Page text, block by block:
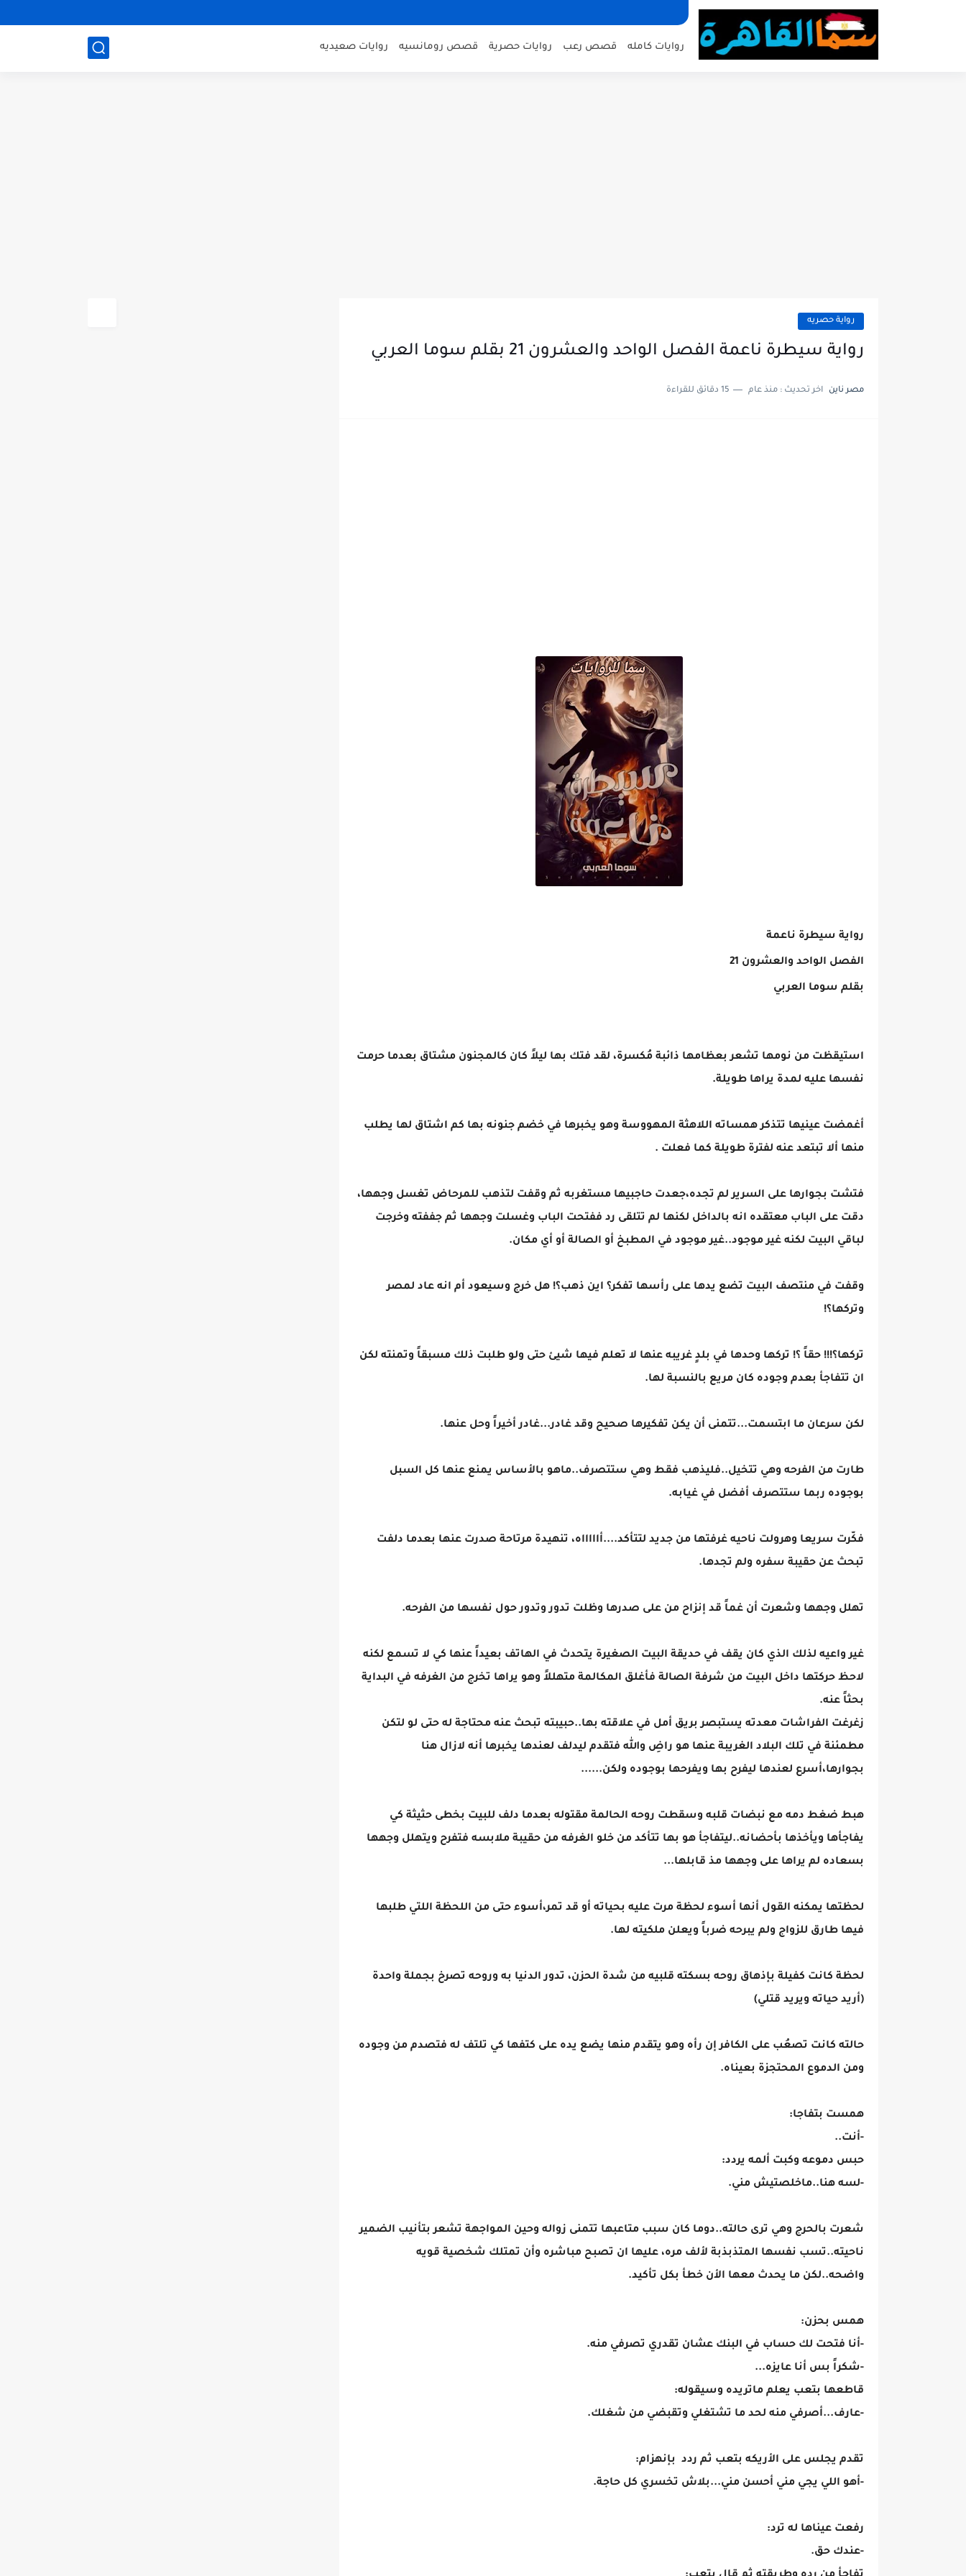
روايات كامله قصص رعب روايات حصرية قصص رومانسيه روايات صعيديه
رواية حصريه
رواية سيطرة ناعمة الفصل الواحد والعشرون 21 بقلم سوما العربي
مصر ناين اخر تحديث : منذ عام 15 دقائق للقراءة
رواية سيطرة ناعمة
الفصل الواحد والعشرون 21
بقلم سوما العربي
استيقظت من نومها تشعر بعظامها ذائبة مُكسرة، لقد فتك بها ليلاً كان كالمجنون مشتاق بعدما حرمت
نفسها عليه لمدة يراها طويلة.
أغمضت عينيها تتذكر همساته اللاهثة المهووسة وهو يخبرها في خضم جنونه بها كم اشتاق لها يطلب
منها ألا تبتعد عنه لفترة طويلة كما فعلت .
فتشت بجوارها على السرير لم تجده،جعدت حاجبيها مستغربه ثم وقفت لتذهب للمرحاض تغسل وجهها،
دقت على الباب معتقده انه بالداخل لكنها لم تتلقى رد ففتحت الباب وغسلت وجهها ثم جففته وخرجت
لباقي البيت لكنه غير موجود..غير موجود في المطبخ أو الصالة أو أي مكان.
وقفت في منتصف البيت تضع يدها على رأسها تفكر؟ اين ذهب؟! هل خرج وسيعود أم انه عاد لمصر
وتركها؟!
تركها؟!!! حقاً ؟! تركها وحدها في بلدٍ غريبه عنها لا تعلم فيها شيئ حتى ولو طلبت ذلك مسبقاً وتمنته لكن
ان تتفاجأ بعدم وجوده كان مريع بالنسبة لها.
لكن سرعان ما ابتسمت...تتمنى أن يكن تفكيرها صحيح وقد غادر...غادر أخيراً وحل عنها.
طارت من الفرحه وهي تتخيل..فليذهب فقط وهي ستتصرف..ماهو بالأساس يمنع عنها كل السبل
بوجوده ربما ستتصرف أفضل في غيابه.
فكّرت سريعا وهرولت ناحيه غرفتها من جديد لتتأكد....أاااااه، تنهيدة مرتاحة صدرت عنها بعدما دلفت
تبحث عن حقيبة سفره ولم تجدها.
تهلل وجهها وشعرت أن غماً قد إنزاح من على صدرها وظلت تدور وتدور حول نفسها من الفرحه.
غير واعيه لذلك الذي كان يقف في حديقة البيت الصغيرة يتحدث في الهاتف بعيداً عنها كي لا تسمع لكنه
لاحظ حركتها داخل البيت من شرفة الصالة فأغلق المكالمة متهللاً وهو يراها تخرج من الغرفه في البداية
بحثاً عنه.
زغرغت الفراشات معدته يستبصر بريق أمل في علاقته بها..حبيبته تبحث عنه محتاجة له حتى لو لتكن
مطمئنة في تلك البلاد الغريبة عنها هو راضِ والله فتقدم ليدلف لعندها يخبرها أنه لازال هنا
بجوارها،أسرع لعندها ليفرح بها ويفرحها بوجوده ولكن......
هبط ضغط دمه مع نبضات قلبه وسقطت روحه الحالمة مقتوله بعدما دلف للبيت بخطى حثيثة كي
يفاجأها ويأخذها بأحضانه..ليتفاجأ هو بها تتأكد من خلو الغرفه من حقيبة ملابسه فتفرح ويتهلل وجهها
بسعاده لم يراها على وجهها مذ قابلها...
لحظتها يمكنه القول أنها أسوء لحظة مرت عليه بحياته أو قد تمر،أسوء حتى من اللحظة اللتي طلبها
فيها طارق للزواج ولم يبرحه ضرباً ويعلن ملكيته لها.
لحظة كانت كفيلة بإذهاق روحه بسكته قلبيه من شدة الحزن، تدور الدنيا به وروحه تصرخ بجملة واحدة
(أريد حياته ويريد قتلي)
حالته كانت تصعُب على الكافر إن رأه وهو يتقدم منها يضع يده على كتفها كي تلتف له فتصدم من وجوده
ومن الدموع المحتجزة بعيناه.
همست بتفاجا:
-أنت..
حبس دموعه وكبت ألمه يردد:
-لسه هنا..ماخلصتيش مني.
شعرت بالحرج وهي ترى حالته..دوما كان سبب متاعبها تتمنى زواله وحين المواجهة تشعر بتأنيب الضمير
ناحيته..تسب نفسها المتذبذبة لألف مره، عليها ان تصبح مباشره وأن تمتلك شخصية قويه
واضحه..لكن ما يحدث معها الأن خطأ بكل تأكيد.
همس بحزن:
-أنا فتحت لك حساب في البنك عشان تقدري تصرفي منه.
-شكراً بس أنا عايزه...
قاطعها بتعب يعلم ماتريده وسيقوله:
-عارف...أصرفي منه لحد ما تشتغلي وتقبضي من شغلك.
تقدم يجلس على الأريكه بتعب ثم ردد بإنهزام:
-أهو اللي يجي مني أحسن مني...بلاش تخسري كل حاجة.
رفعت عيناها له ترد:
-عندك حق.